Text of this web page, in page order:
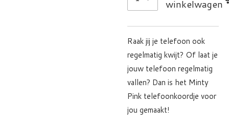
winkelwagen
Raak jij je telefoon ook
regelmatig kwijt? Of laat je
jouw telefoon regelmatig
vallen? Dan is het Minty
Pink telefoonkoordje voor
jou gemaakt!